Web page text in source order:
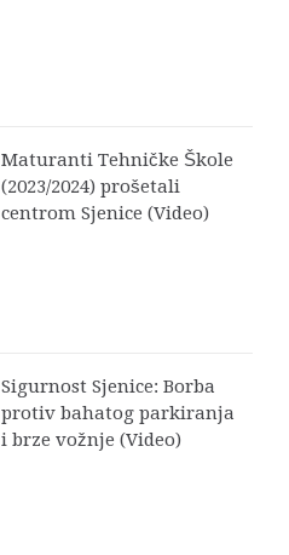
Maturanti Tehničke Škole
(2023/2024) prošetali
centrom Sjenice (Video)
Sigurnost Sjenice: Borba
protiv bahatog parkiranja
i brze vožnje (Video)